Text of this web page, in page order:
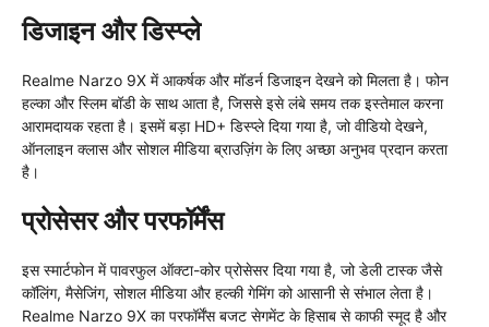
डिजाइन और डिस्प्ले
Realme Narzo 9X में आकर्षक और मॉडर्न डिजाइन देखने को मिलता है। फोन
हल्का और स्लिम बॉडी के साथ आता है, जिससे इसे लंबे समय तक इस्तेमाल करना
आरामदायक रहता है। इसमें बड़ा HD+ डिस्प्ले दिया गया है, जो वीडियो देखने,
ऑनलाइन क्लास और सोशल मीडिया ब्राउज़िंग के लिए अच्छा अनुभव प्रदान करता
है।
प्रोसेसर और परफॉर्मेंस
इस स्मार्टफोन में पावरफुल ऑक्टा-कोर प्रोसेसर दिया गया है, जो डेली टास्क जैसे
कॉलिंग, मैसेजिंग, सोशल मीडिया और हल्की गेमिंग को आसानी से संभाल लेता है।
Realme Narzo 9X का परफॉर्मेंस बजट सेगमेंट के हिसाब से काफी स्मूद है और